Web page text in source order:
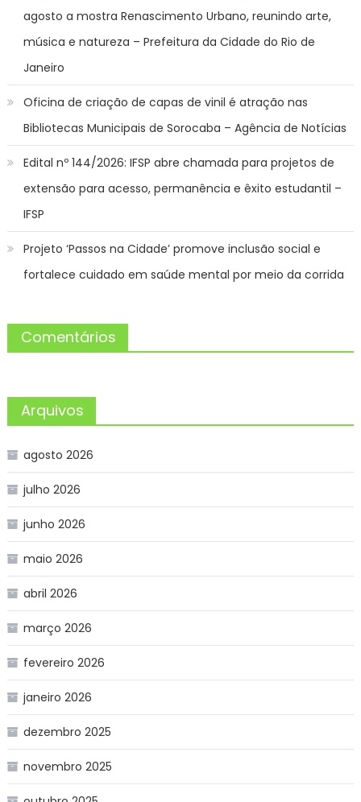
agosto a mostra Renascimento Urbano, reunindo arte,
música e natureza – Prefeitura da Cidade do Rio de
Janeiro
Oficina de criação de capas de vinil é atração nas
Bibliotecas Municipais de Sorocaba – Agência de Notícias
Edital nº 144/2026: IFSP abre chamada para projetos de
extensão para acesso, permanência e êxito estudantil –
IFSP
Projeto ‘Passos na Cidade’ promove inclusão social e
fortalece cuidado em saúde mental por meio da corrida
Comentários
Arquivos
agosto 2026
julho 2026
junho 2026
maio 2026
abril 2026
março 2026
fevereiro 2026
janeiro 2026
dezembro 2025
novembro 2025